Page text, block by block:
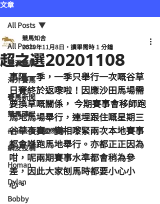
文章
All Posts
香港賽馬
海外賽馬
賽馬新聞
競馬磚提
#HKIR 香港國際賽
網友投稿
Homan
Dylan
Bobby
All Posts
超之選20201108
競馬知舍
2020年11月8日
讀畢需時 1 分鐘
事隔一季，一季只舉行一次嘅谷草
日賽終於返嚟啦！因應沙田馬場需
要換草嘅關係， 今期賽事會移師跑
馬地馬場舉行，連埋跟住嘅星期三
谷草夜賽，變相嚟緊兩次本地賽事
都會喺跑馬地舉行。亦都正正因為
咁，呢兩期賽事水準都會稍為參
差，因此大家刨馬時都要小心小
心。